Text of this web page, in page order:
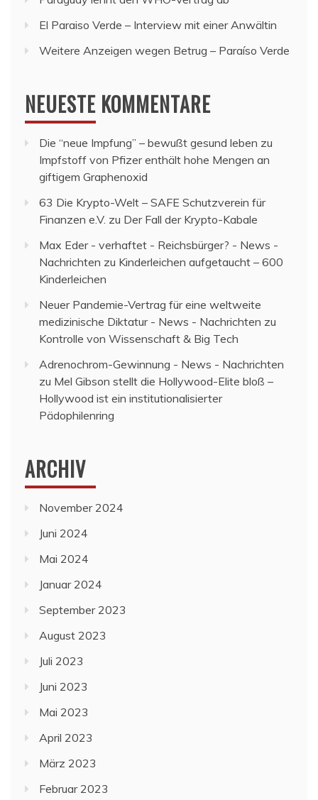
El Paraiso Verde – Interview mit einer Anwältin
Weitere Anzeigen wegen Betrug – Paraíso Verde
NEUESTE KOMMENTARE
Die “neue Impfung” – bewußt gesund leben zu
Impfstoff von Pfizer enthält hohe Mengen an
giftigem Graphenoxid
63 Die Krypto-Welt – SAFE Schutzverein für
Finanzen e.V. zu Der Fall der Krypto-Kabale
Max Eder - verhaftet - Reichsbürger? - News -
Nachrichten zu Kinderleichen aufgetaucht – 600
Kinderleichen
Neuer Pandemie-Vertrag für eine weltweite
medizinische Diktatur - News - Nachrichten zu
Kontrolle von Wissenschaft & Big Tech
Adrenochrom-Gewinnung - News - Nachrichten
zu Mel Gibson stellt die Hollywood-Elite bloß –
Hollywood ist ein institutionalisierter
Pädophilenring
ARCHIV
November 2024
Juni 2024
Mai 2024
Januar 2024
September 2023
August 2023
Juli 2023
Juni 2023
Mai 2023
April 2023
März 2023
Februar 2023